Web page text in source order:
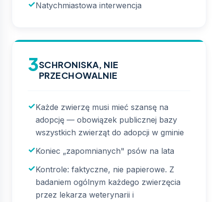
Natychmiastowa interwencja
3SCHRONISKA, NIE
PRZECHOWALNIE
Każde zwierzę musi mieć szansę na
adopcję — obowiązek publicznej bazy
wszystkich zwierząt do adopcji w gminie
Koniec „zapomnianych" psów na lata
Kontrole: faktyczne, nie papierowe. Z
badaniem ogólnym każdego zwierzęcia
przez lekarza weterynarii i